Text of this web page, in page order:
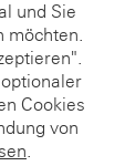
und Sie
möchten.
Cookies
von
.